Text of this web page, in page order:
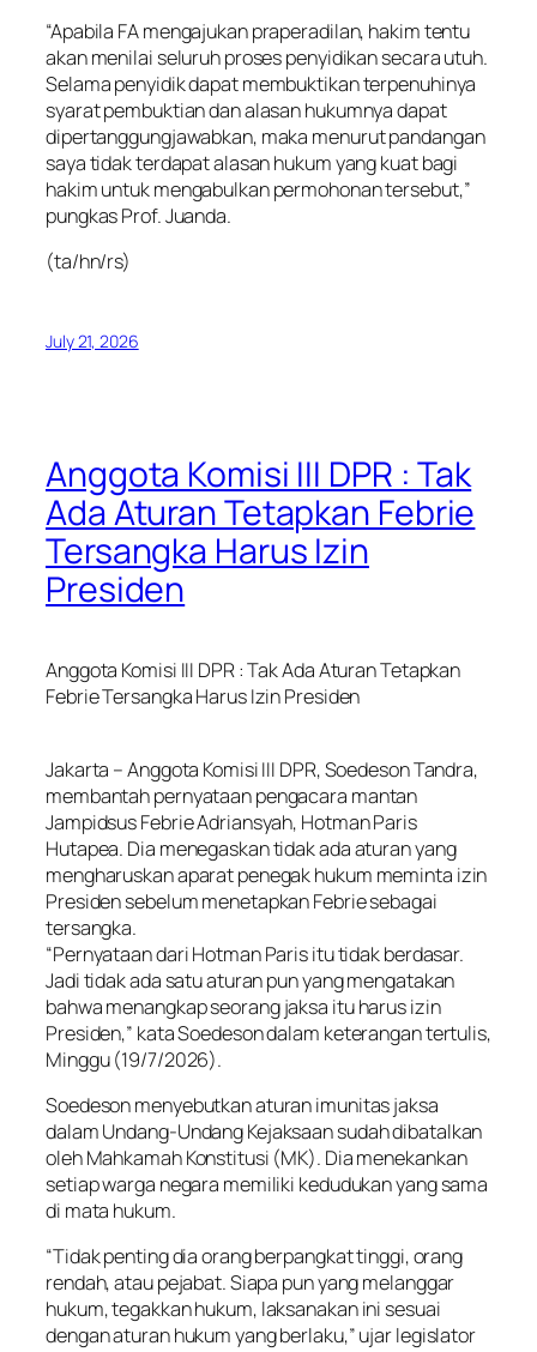
“Apabila FA mengajukan praperadilan, hakim tentu
akan menilai seluruh proses penyidikan secara utuh.
Selama penyidik dapat membuktikan terpenuhinya
syarat pembuktian dan alasan hukumnya dapat
dipertanggungjawabkan, maka menurut pandangan
saya tidak terdapat alasan hukum yang kuat bagi
hakim untuk mengabulkan permohonan tersebut,”
pungkas Prof. Juanda.
(ta/hn/rs)
July 21, 2026
Anggota Komisi III DPR : Tak
Ada Aturan Tetapkan Febrie
Tersangka Harus Izin
Presiden
Anggota Komisi III DPR : Tak Ada Aturan Tetapkan
Febrie Tersangka Harus Izin Presiden
Jakarta – Anggota Komisi III DPR, Soedeson Tandra,
membantah pernyataan pengacara mantan
Jampidsus Febrie Adriansyah, Hotman Paris
Hutapea. Dia menegaskan tidak ada aturan yang
mengharuskan aparat penegak hukum meminta izin
Presiden sebelum menetapkan Febrie sebagai
tersangka.
“Pernyataan dari Hotman Paris itu tidak berdasar.
Jadi tidak ada satu aturan pun yang mengatakan
bahwa menangkap seorang jaksa itu harus izin
Presiden,” kata Soedeson dalam keterangan tertulis,
Minggu (19/7/2026).
Soedeson menyebutkan aturan imunitas jaksa
dalam Undang-Undang Kejaksaan sudah dibatalkan
oleh Mahkamah Konstitusi (MK). Dia menekankan
setiap warga negara memiliki kedudukan yang sama
di mata hukum.
“Tidak penting dia orang berpangkat tinggi, orang
rendah, atau pejabat. Siapa pun yang melanggar
hukum, tegakkan hukum, laksanakan ini sesuai
dengan aturan hukum yang berlaku,” ujar legislator